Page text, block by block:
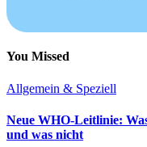
You Missed
Allgemein & Speziell
Neue WHO-Leitlinie:
und was nicht